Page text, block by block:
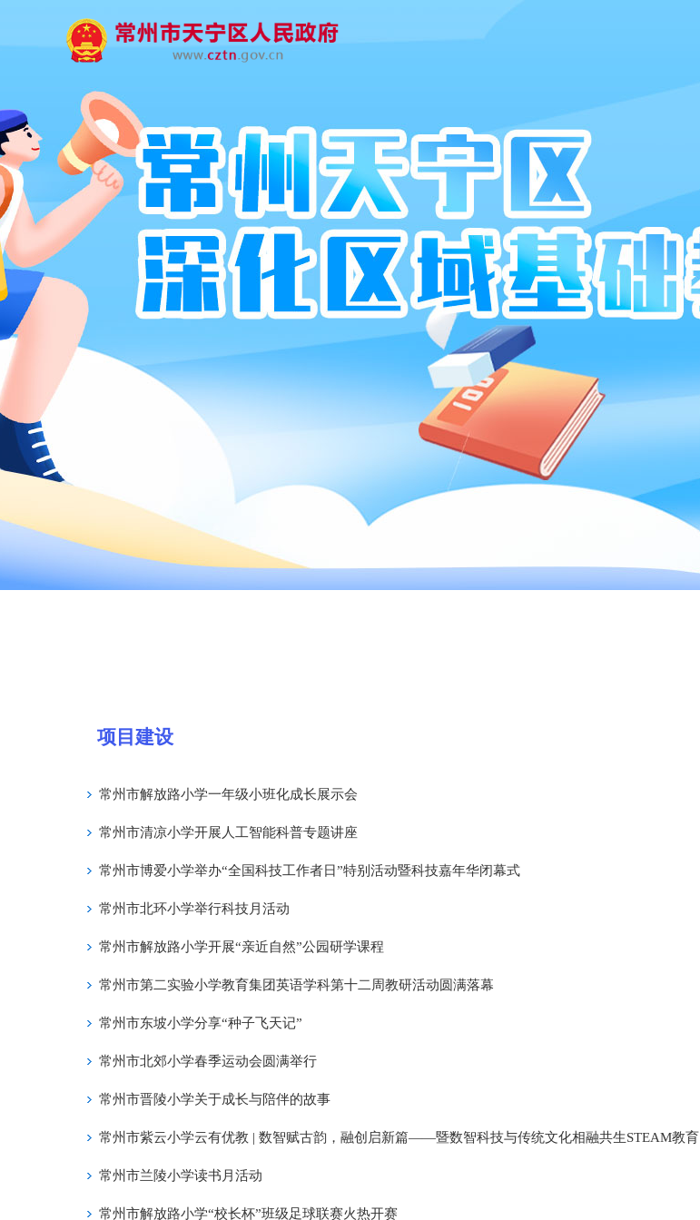
项目建设
常州市解放路小学一年级小班化成长展示会
常州市清凉小学开展人工智能科普专题讲座
常州市博爱小学举办“全国科技工作者日”特别活动暨科技嘉年华闭幕式
常州市北环小学举行科技月活动
常州市解放路小学开展“亲近自然”公园研学课程
常州市第二实验小学教育集团英语学科第十二周教研活动圆满落幕
常州市东坡小学分享“种子飞天记”
常州市北郊小学春季运动会圆满举行
常州市晋陵小学关于成长与陪伴的故事
常州市紫云小学云有优教 | 数智赋古韵，融创启新篇——暨数智科技与传统文化相融共生STEAM教育
常州市兰陵小学读书月活动
常州市解放路小学“校长杯”班级足球联赛火热开赛